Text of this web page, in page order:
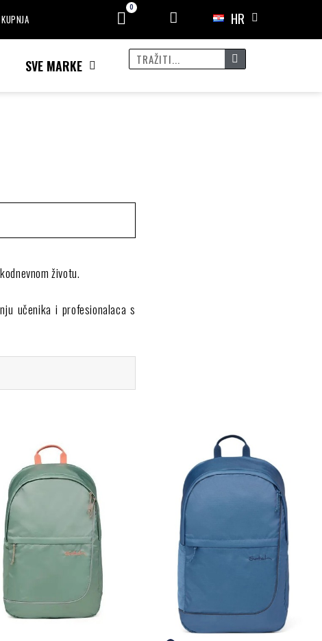
HR
SVE MARKE
životu.
učenika i profesionalaca s
na poluotok, primitak u
dizajna, praktičnosti i